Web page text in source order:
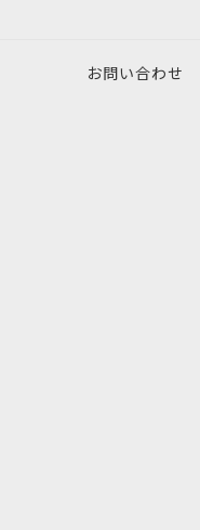
お問い合わせ